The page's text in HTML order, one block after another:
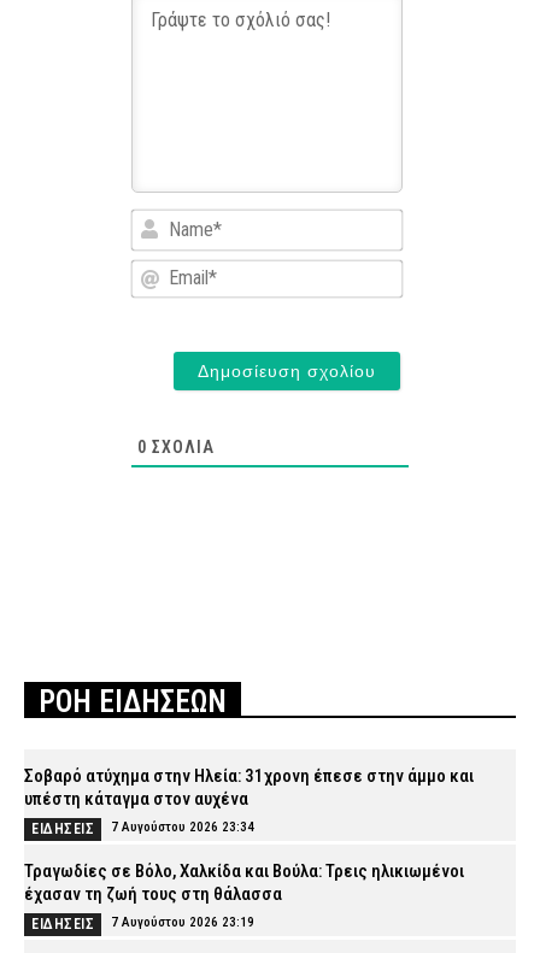
Name*
Email*
0 ΣΧΌΛΙΑ
ΡΟΗ ΕΙΔΗΣΕΩΝ
Σοβαρό ατύχημα στην Ηλεία: 31χρονη έπεσε στην άμμο και
υπέστη κάταγμα στον αυχένα
ΕΙΔΗΣΕΙΣ 7 Αυγούστου 2026 23:34
Τραγωδίες σε Βόλο, Χαλκίδα και Βούλα: Τρεις ηλικιωμένοι
έχασαν τη ζωή τους στη θάλασσα
ΕΙΔΗΣΕΙΣ 7 Αυγούστου 2026 23:19